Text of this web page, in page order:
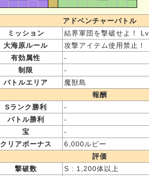
アドベンチャーバトル
ミッション
結界軍団を撃破せよ！
大海原ルール
攻撃アイテム使用禁止！
有効属性
-
制限
-
バトルエリア
魔獣島
報酬
Sランク勝利
-
バトル勝利
-
宝
-
クリアボーナス
6,000ルピー
評価
撃破数
S : 1,200体以上